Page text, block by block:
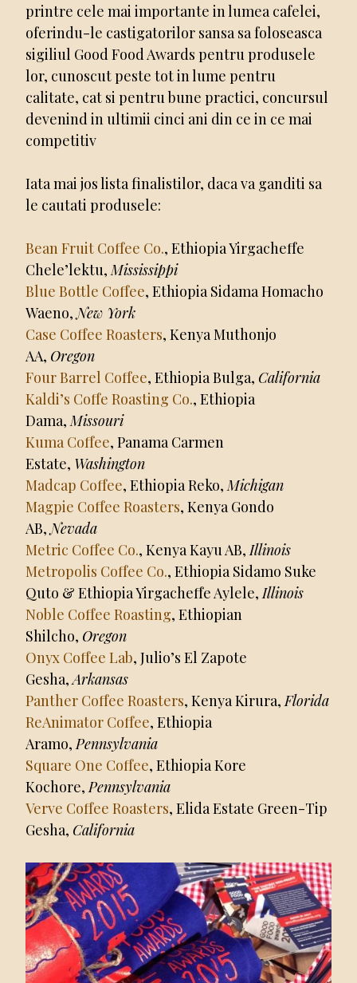
printre cele mai importante in lumea cafelei,
oferindu-le castigatorilor sansa sa foloseasca
sigiliul Good Food Awards pentru produsele
lor, cunoscut peste tot in lume pentru
calitate, cat si pentru bune practici, concursul
devenind in ultimii cinci ani din ce in ce mai
competitiv
Iata mai jos lista finalistilor, daca va ganditi sa
le cautati produsele:
Bean Fruit Coffee Co., Ethiopia Yirgacheffe
Chele’lektu, Mississippi
Blue Bottle Coffee, Ethiopia Sidama Homacho
Waeno, New York
Case Coffee Roasters, Kenya Muthonjo
AA, Oregon
Four Barrel Coffee, Ethiopia Bulga, California
Kaldi’s Coffe Roasting Co., Ethiopia
Dama, Missouri
Kuma Coffee, Panama Carmen
Estate, Washington
Madcap Coffee, Ethiopia Reko, Michigan
Magpie Coffee Roasters, Kenya Gondo
AB, Nevada
Metric Coffee Co., Kenya Kayu AB, Illinois
Metropolis Coffee Co., Ethiopia Sidamo Suke
Quto & Ethiopia Yirgacheffe Aylele, Illinois
Noble Coffee Roasting, Ethiopian
Shilcho, Oregon
Onyx Coffee Lab, Julio’s El Zapote
Gesha,Arkansas
Panther Coffee Roasters, Kenya Kirura, Florida
ReAnimator Coffee, Ethiopia
Aramo, Pennsylvania
Square One Coffee, Ethiopia Kore
Kochore, Pennsylvania
Verve Coffee Roasters, Elida Estate Green-Tip
Gesha, California